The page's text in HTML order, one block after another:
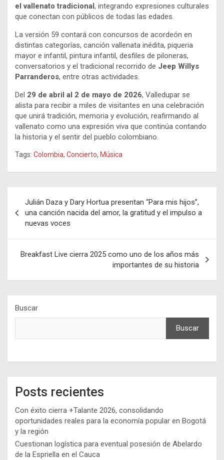
el vallenato tradicional, integrando expresiones culturales
que conectan con públicos de todas las edades.
La versión 59 contará con concursos de acordeón en
distintas categorías, canción vallenata inédita, piqueria
mayor e infantil, pintura infantil, desfiles de piloneras,
conversatorios y el tradicional recorrido de Jeep Willys
Parranderos, entre otras actividades.
Del 29 de abril al 2 de mayo de 2026, Valledupar se
alista para recibir a miles de visitantes en una celebración
que unirá tradición, memoria y evolución, reafirmando al
vallenato como una expresión viva que continúa contando
la historia y el sentir del pueblo colombiano.
Tags: Colombia, Concierto, Música
de
entradas
Julián Daza y Dary Hortua presentan “Para mis hijos”,
una canción nacida del amor, la gratitud y el impulso a
nuevas voces
Breakfast Live cierra 2025 como uno de los años más
importantes de su historia
Buscar
Buscar
Posts recientes
Con éxito cierra +Talante 2026, consolidando
oportunidades reales para la economía popular en Bogotá
y la región
Cuestionan logística para eventual posesión de Abelardo
de la Espriella en el Cauca